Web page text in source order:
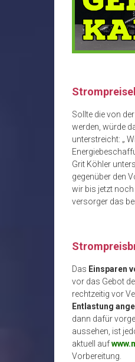
Sollte die von
werden, würde
unterstreicht: „
Grit Köhler
gegenüber den
wir bis jetzt
versorger das
Das Einsparen
vor das Gebot
rechtzeitig vor
Entlastung
dann dafür
aussehen, ist
aktuell auf
Vorbereitung.